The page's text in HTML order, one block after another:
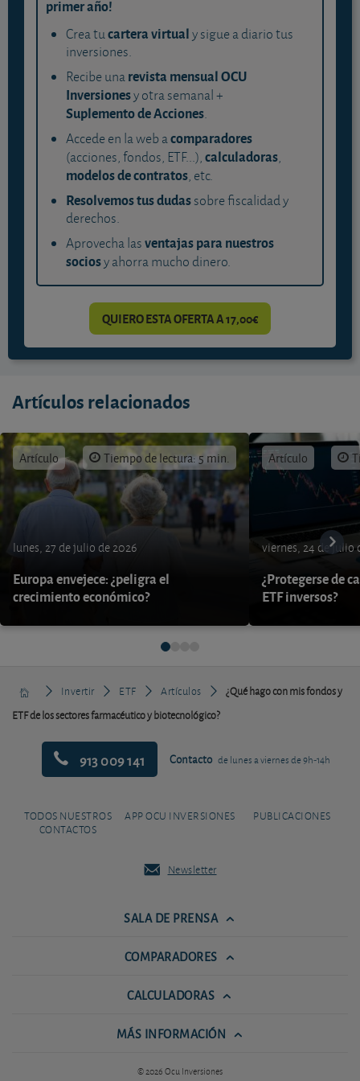
primer año!
Crea tucartera virtualy sigue a diario tus
inversiones.
Recibe unarevista mensual OCU
Inversionesy otra semanal +
Suplemento de Acciones.
Accede en la web acomparadores
(acciones, fondos, ETF...),calculadoras,
modelos de contratos, etc.
Resolvemos tus dudassobre fiscalidad y
derechos.
Aprovecha lasventajas para nuestros
sociosy ahorra mucho dinero.
QUIERO ESTA OFERTA A 17,00€
Artículos relacionados
Artículo Tiempo de lectura: 5 min.
lunes, 27 de julio de 2026
Europa envejece: ¿peligra el
crecimiento económico?
Artículo
viernes, 24 de julio
¿Protegerse de
ETF inversos?
Invertir ETF Artículos
¿Qué hago con mis fondos y
ETF de los sectores farmacéutico y biotecnológico?
913 009 141 Contacto de lunes a viernes de 9h-14h
TODOS NUESTROS
CONTACTOS
APP OCU INVERSIONES PUBLICACIONES
Newsletter
SALA DE PRENSA
COMPARADORES
CALCULADORAS
MÁS INFORMACIÓN
© 2026 Ocu Inversiones